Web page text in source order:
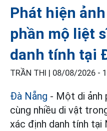
Phát hiện
phần mộ liệt
danh tính tại
TRẦN THI | 08/08/2026 -
Đà Nẵng - Một di ảnh
cùng nhiều di vật
xác định danh tính